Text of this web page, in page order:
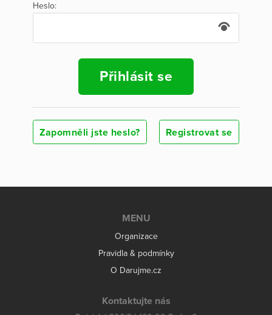
Heslo:
Přihlásit se
Zapomněli jste heslo? Registrovat se
MENU
Organizace
Pravidla & podmínky
O Darujme.cz
Kontaktujte nás